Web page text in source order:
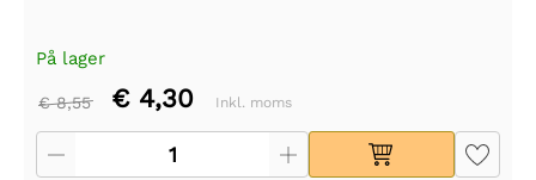
På lager
€ 8,55 € 4,30 Inkl. moms